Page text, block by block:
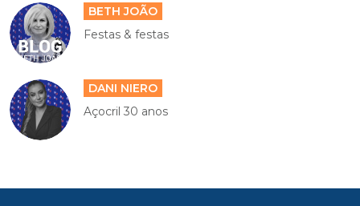
BETH JOÃO
Festas & festas
DANI NIERO
Açocril 30 anos